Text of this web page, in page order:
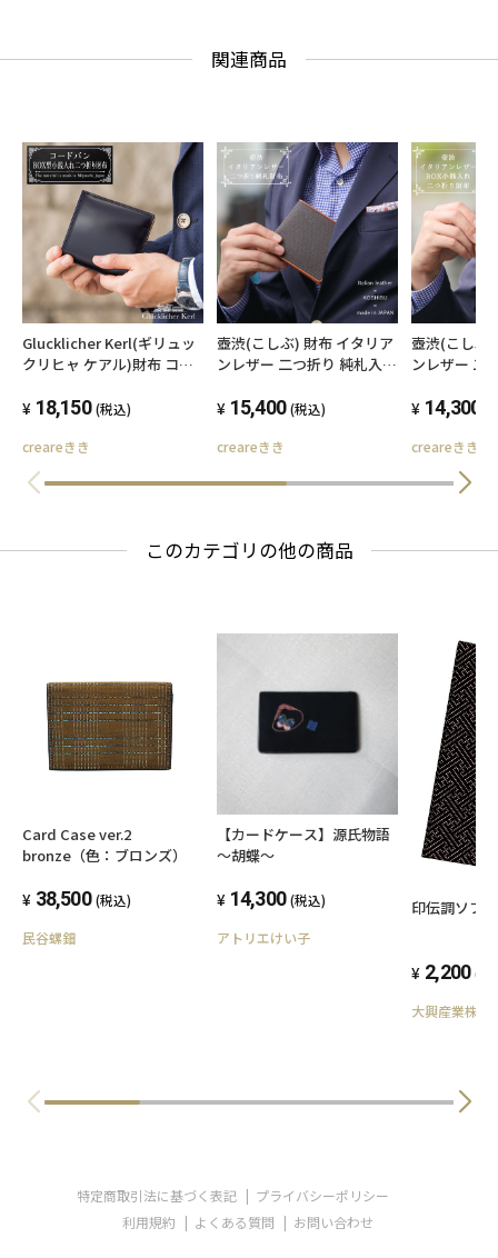
関連商品
Glucklicher Kerl(ギリュッ
クリヒャ ケアル)財布 コー
ンズ BOX型 小銭入れ付き
プレゼント GK-018
18,150 (税込)
creareきき
壺渋(こしぶ) 財布 イタリア
ンレザー 二つ折り 純札入れ
渋染め 帆布 革 小銭入れナ
日プレゼント KSV-011_k
15,400 (税込)
creareきき
壺渋(こしぶ
ンレザー 二
革 BOX型 小
ント KSV-
(3/
14,300
creareきき
このカテゴリの他の商品
Card Case ver.2
bronze（色：ブロンズ）
38,500 (税込)
民谷螺鈿
【カードケース】源氏物語
～胡蝶～
14,300 (税込)
アトリエけい子
印伝調ソフ
2,200 (税
大興産業株式
特定商取引法に基づく表記
プライバシーポリシー
利用規約
よくある質問 お問い合わせ